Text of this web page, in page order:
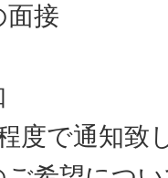
面接
度で通知致